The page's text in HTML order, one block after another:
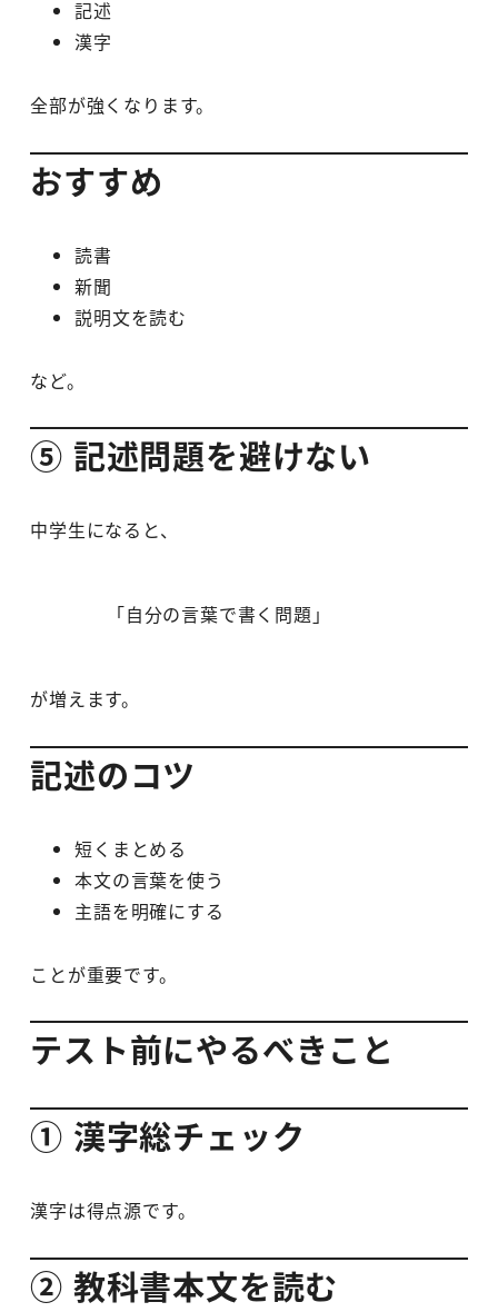
記述
漢字
全部が強くなります。
おすすめ
読書
新聞
説明文を読む
など。
⑤ 記述問題を避けない
中学生になると、
「自分の言葉で書く問題」
が増えます。
記述のコツ
短くまとめる
本文の言葉を使う
主語を明確にする
ことが重要です。
テスト前にやるべきこと
① 漢字総チェック
漢字は得点源です。
② 教科書本文を読む